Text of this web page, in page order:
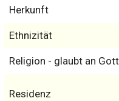
Herkunft
Ethnizität
Religion - glaubt an
Residenz